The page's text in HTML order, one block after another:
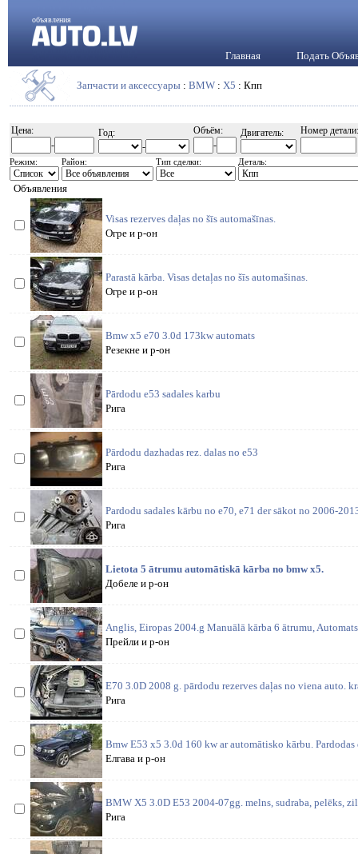
объявления
Главная Подать
Запчасти и аксессуары : BMW : X5 : Кпп
Цена:
-
Год:
-
Объём:
-
Двигатель: Номер детали:
Режим: Район: Тип сделки: Деталь:
Объявления
Visas rezerves daļas no šīs automašīnas.
Огре и р-он
Parastā kārba. Visas detaļas no šīs automašinas.
Огре и р-он
Bmw x5 e70 3.0d 173kw automats
Резекне и р-он
Pārdodu e53 sadales karbu
Рига
Pārdodu dazhadas rez. dalas no e53
Рига
Pardodu sadales kārbu no e70, e71 der sākot no 2006-
Рига
Lietota 5 ātrumu automātiskā kārba no bmw x5.
Добеле и р-он
Anglis, Eiropas 2004.g Manuālā kārba 6 ātrumu,
Прейли и р-он
E70 3.0D 2008 g. pārdodu rezerves daļas no viena auto.
Рига
Bmw E53 x5 3.0d 160 kw ar automātisko kārbu. Pardodas
Елгава и р-он
BMW X5 3.0D E53 2004-07gg. melns, sudraba, pelēks,
Рига